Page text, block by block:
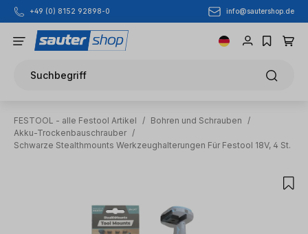
Zum Hauptinhalt springen
+49 (0) 8152 92898-0 info@sautershop.de
Suchbegriff
FESTOOL - alle Festool Artikel / Bohren und Schrauben
/
Akku-Trockenbauschrauber /
Schwarze Stealthmounts Werkzeughalterungen Für Festool 18V, 4 St.